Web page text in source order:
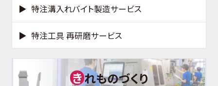
特注溝入れバイト製造サービス
特注工具 再研磨サービス
きれものづくり